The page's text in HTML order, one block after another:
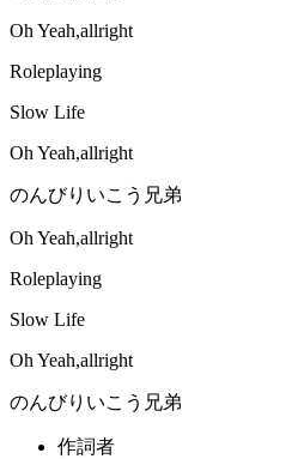
Oh Yeah,allright
Roleplaying
Slow Life
Oh Yeah,allright
のんびりいこう兄弟
Oh Yeah,allright
Roleplaying
Slow Life
Oh Yeah,allright
のんびりいこう兄弟
作詞者